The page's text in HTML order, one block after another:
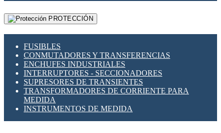
PROTECCIÓN
FUSIBLES
CONMUTADORES Y TRANSFERENCIAS
ENCHUFES INDUSTRIALES
INTERRUPTORES - SECCIONADORES
SUPRESORES DE TRANSIENTES
TRANSFORMADORES DE CORRIENTE PARA
MEDIDA
INSTRUMENTOS DE MEDIDA